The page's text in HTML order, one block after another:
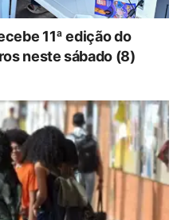
11ª edição do
neste sábado (8)